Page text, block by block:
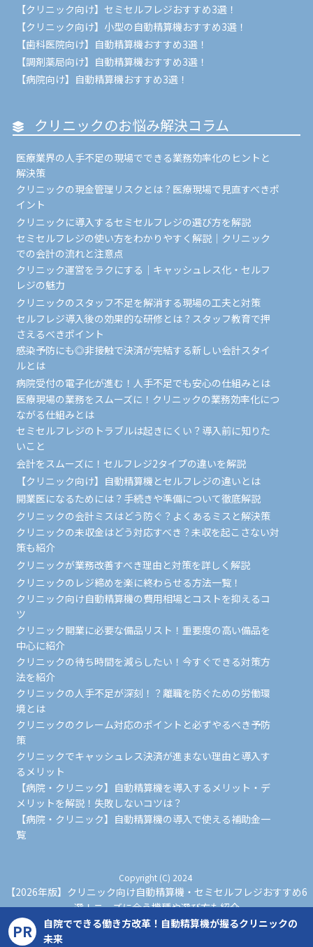
PR
自院でできる働き方改革！自動精算機が握るクリニックの
未来
【クリニック向け】セミセルフレジおすすめ3選！
【クリニック向け】小型の自動精算機おすすめ3選！
【歯科医院向け】自動精算機おすすめ3選！
【調剤薬局向け】自動精算機おすすめ3選！
【病院向け】自動精算機おすすめ3選！
クリニックのお悩み解決コラム
医療業界の人手不足の現場でできる業務効率化のヒントと
解決策
クリニックの現金管理リスクとは？医療現場で見直すべきポ
イント
クリニックに導入するセミセルフレジの選び方を解説
セミセルフレジの使い方をわかりやすく解説｜クリニック
での会計の流れと注意点
クリニック運営をラクにする｜キャッシュレス化・セルフ
レジの魅力
クリニックのスタッフ不足を解消する現場の工夫と対策
セルフレジ導入後の効果的な研修とは？スタッフ教育で押
さえるべきポイント
感染予防にも◎非接触で決済が完結する新しい会計スタイ
ルとは
病院受付の電子化が進む！人手不足でも安心の仕組みとは
医療現場の業務をスムーズに！クリニックの業務効率化につ
ながる仕組みとは
セミセルフレジのトラブルは起きにくい？導入前に知りた
いこと
会計をスムーズに！セルフレジ2タイプの違いを解説
【クリニック向け】自動精算機とセルフレジの違いとは
開業医になるためには？手続きや準備について徹底解説
クリニックの会計ミスはどう防ぐ？よくあるミスと解決策
クリニックの未収金はどう対応すべき？未収を起こさない対
策も紹介
クリニックが業務改善すべき理由と対策を詳しく解説
クリニックのレジ締めを楽に終わらせる方法一覧！
クリニック向け自動精算機の費用相場とコストを抑えるコ
ツ
クリニック開業に必要な備品リスト！重要度の高い備品を
中心に紹介
クリニックの待ち時間を減らしたい！今すぐできる対策方
法を紹介
クリニックの人手不足が深刻！？離職を防ぐための労働環
境とは
クリニックのクレーム対応のポイントと必ずやるべき予防
策
クリニックでキャッシュレス決済が進まない理由と導入す
るメリット
【病院・クリニック】自動精算機を導入するメリット・デ
メリットを解説！失敗しないコツは？
【病院・クリニック】自動精算機の導入で使える補助金一
覧
Copyright (C) 2024
【2026年版】クリニック向け自動精算機・セミセルフレジおすすめ6
選！ニーズに合う機種や選び方も紹介
All Rights Reserved.